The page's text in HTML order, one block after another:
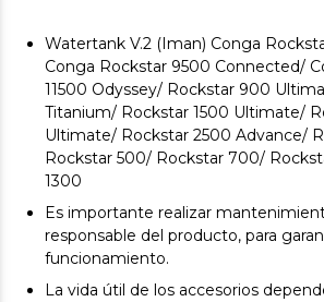
Watertank V.2 (Iman) Conga
Conga Rockstar 9500 Connected/
11500 Odyssey/ Rockstar 900
Titanium/ Rockstar 1500 Ultimate/
Ultimate/ Rockstar 2500 Advance/
Rockstar 500/ Rockstar 700/
1300
Es importante realizar
responsable del producto, para
funcionamiento.
La vida útil de los accesorios